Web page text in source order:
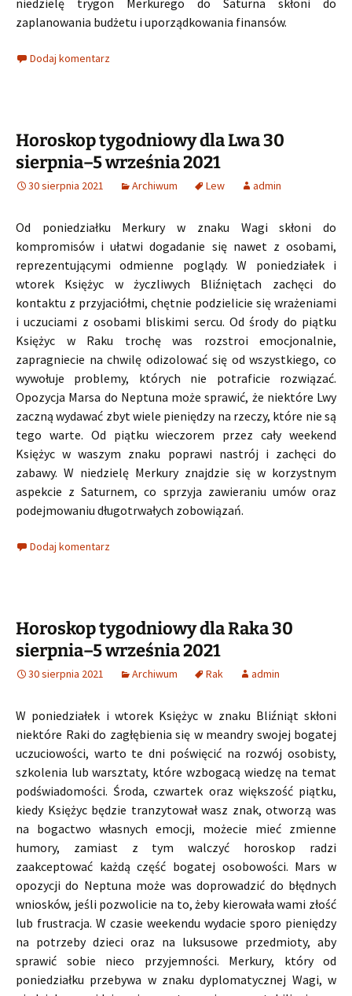
niedzielę trygon Merkurego do Saturna skłoni do
zaplanowania budżetu i uporządkowania finansów.
Dodaj komentarz
Horoskop tygodniowy dla Lwa 30
sierpnia–5 września 2021
30 sierpnia 2021 Archiwum Lew admin
Od poniedziałku Merkury w znaku Wagi skłoni do
kompromisów i ułatwi dogadanie się nawet z osobami,
reprezentującymi odmienne poglądy. W poniedziałek i
wtorek Księżyc w życzliwych Bliźniętach zachęci do
kontaktu z przyjaciółmi, chętnie podzielicie się wrażeniami
i uczuciami z osobami bliskimi sercu. Od środy do piątku
Księżyc w Raku trochę was rozstroi emocjonalnie,
zapragniecie na chwilę odizolować się od wszystkiego, co
wywołuje problemy, których nie potraficie rozwiązać.
Opozycja Marsa do Neptuna może sprawić, że niektóre Lwy
zaczną wydawać zbyt wiele pieniędzy na rzeczy, które nie są
tego warte. Od piątku wieczorem przez cały weekend
Księżyc w waszym znaku poprawi nastrój i zachęci do
zabawy. W niedzielę Merkury znajdzie się w korzystnym
aspekcie z Saturnem, co sprzyja zawieraniu umów oraz
podejmowaniu długotrwałych zobowiązań.
Dodaj komentarz
Horoskop tygodniowy dla Raka 30
sierpnia–5 września 2021
30 sierpnia 2021 Archiwum Rak admin
W poniedziałek i wtorek Księżyc w znaku Bliźniąt skłoni
niektóre Raki do zagłębienia się w meandry swojej bogatej
uczuciowości, warto te dni poświęcić na rozwój osobisty,
szkolenia lub warsztaty, które wzbogacą wiedzę na temat
podświadomości. Środa, czwartek oraz większość piątku,
kiedy Księżyc będzie tranzytował wasz znak, otworzą was
na bogactwo własnych emocji, możecie mieć zmienne
humory, zamiast z tym walczyć horoskop radzi
zaakceptować każdą część bogatej osobowości. Mars w
opozycji do Neptuna może was doprowadzić do błędnych
wniosków, jeśli pozwolicie na to, żeby kierowała wami złość
lub frustracja. W czasie weekendu wydacie sporo pieniędzy
na potrzeby dzieci oraz na luksusowe przedmioty, aby
sprawić sobie nieco przyjemności. Merkury, który od
poniedziałku przebywa w znaku dyplomatycznej Wagi, w